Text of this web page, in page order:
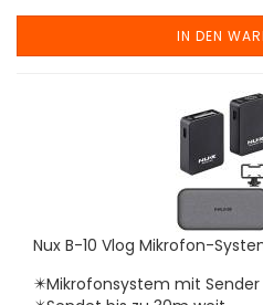
IN DEN
Nux B-10 Vlog Mikrofon-
✴️Mikrofonsystem mit